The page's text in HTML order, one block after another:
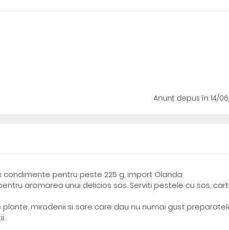
Anunț depus în 14/
pentru peste 225 g, import Olanda.
aromarea unui delicios sos. Serviti pestele cu sos,
mirodenii si sare care dau nu numai gust